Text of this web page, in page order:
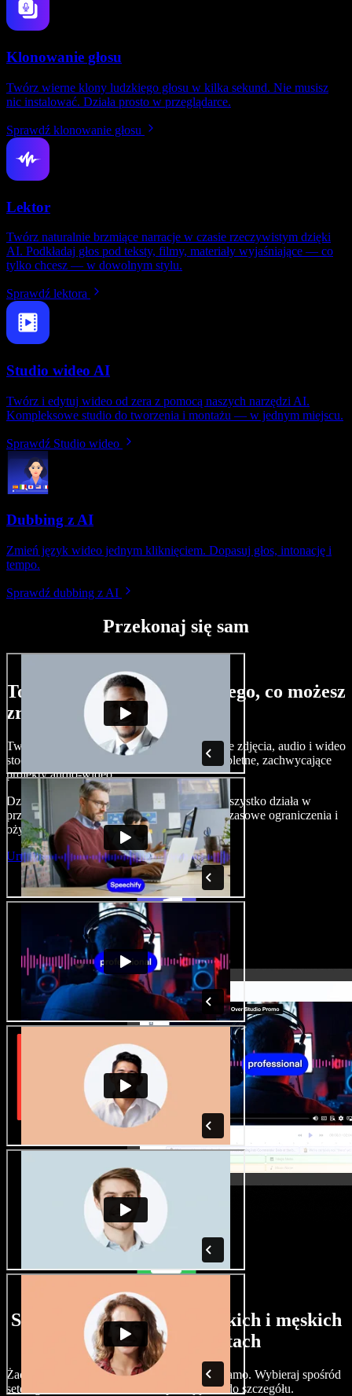
Klonowanie głosu
Twórz wierne klony ludzkiego głosu w kilka sekund. Nie musisz
nic instalować. Działa prosto w przeglądarce.
Sprawdź klonowanie głosu
Lektor
Twórz naturalnie brzmiące narracje w czasie rzeczywistym dzięki
AI. Podkładaj głos pod teksty, filmy, materiały wyjaśniające — co
tylko chcesz — w dowolnym stylu.
Sprawdź lektora
Studio wideo AI
Twórz i edytuj wideo od zera z pomocą naszych narzędzi AI.
Kompleksowe studio do tworzenia i montażu — w jednym miejscu.
Sprawdź Studio wideo
Dubbing z AI
Zmień język wideo jednym kliknięciem. Dopasuj głos, intonację i
tempo.
Sprawdź dubbing z AI
Przekonaj się sam
To tylko niewielka próbka tego, co możesz
zrobić z Speechify Studio.
Twórz nagrania lektorskie, dodawaj bezpłatne zdjęcia, audio i wideo
stockowe, klonuj swój głos — i składaj kompletne, zachwycające
projekty audio-wideo.
Dzięki zerowej krzywej uczenia i temu, że wszystko działa w
przeglądarce, twórcy mogą porzucić dotychczasowe ograniczenia i
ożywić każdy kreatywny pomysł.
Uruchom Studio
Szeroki wybór głosów żeńskich i męskich
w różnych akcentach
Żadne dwa projekty nie muszą brzmieć tak samo. Wybieraj spośród
setek głosów i akcentów AI i dopracuj je co do szczegółu.